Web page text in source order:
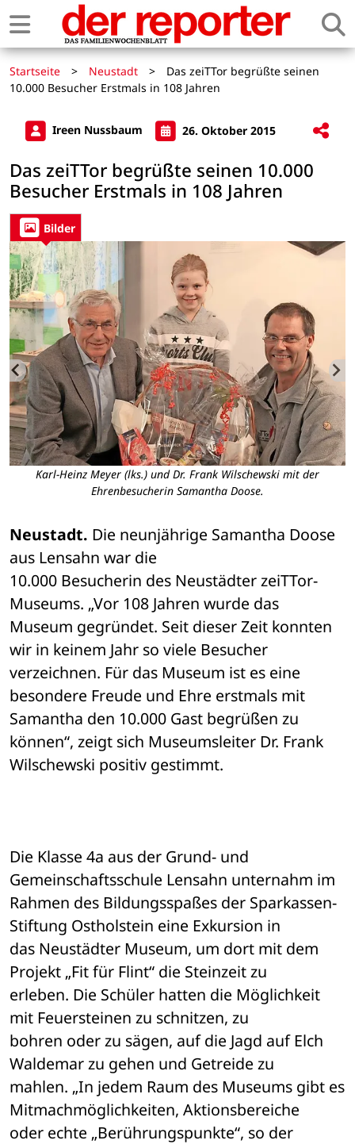
Startseite > Neustadt >
Das zeiTTor begrüßte seinen
10.000 Besucher Erstmals in 108 Jahren
Ireen Nussbaum 26. Oktober 2015
Das zeiTTor begrüßte seinen 10.000
Besucher Erstmals in 108 Jahren
Bilder
Karl-Heinz Meyer (lks.) und Dr. Frank Wilschewski mit der
Ehrenbesucherin Samantha Doose.
Neustadt. Die neunjährige Samantha Doose
aus Lensahn war die
10.000 Besucherin des Neustädter zeiTTor-
Museums. „Vor 108 Jahren wurde das
Museum gegründet. Seit dieser Zeit konnten
wir in keinem Jahr so viele Besucher
verzeichnen. Für das Museum ist es eine
besondere Freude und Ehre erstmals mit
Samantha den 10.000 Gast begrüßen zu
können“, zeigt sich Museumsleiter Dr. Frank
Wilschewski positiv gestimmt.
Die Klasse 4a aus der Grund- und
Gemeinschaftsschule Lensahn unternahm im
Rahmen des Bildungsspaßes der Sparkassen-
Stiftung Ostholstein eine Exkursion in
das Neustädter Museum, um dort mit dem
Projekt „Fit für Flint“ die Steinzeit zu
erleben. Die Schüler hatten die Möglichkeit
mit Feuersteinen zu schnitzen, zu
bohren oder zu sägen, auf die Jagd auf Elch
Waldemar zu gehen und Getreide zu
mahlen. „In jedem Raum des Museums gibt es
Mitmachmöglichkeiten, Aktionsbereiche
oder echte „Berührungspunkte“, so der